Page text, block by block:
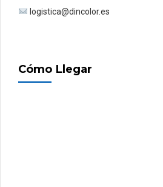
logistica@dincolor.es
Cómo Llegar